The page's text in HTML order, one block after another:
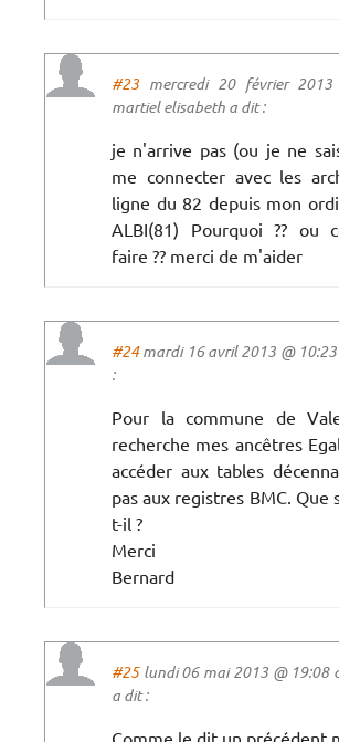
#23 mercredi 20 février
martiel elisabeth a dit :
je n'arrive pas (ou je ne
me connecter avec les
ligne du 82 depuis mon
ALBI(81) Pourquoi ?? ou
faire ?? merci de m'aider
#24mardi 16 avril 2013 @
:
Pour la commune de
recherche mes ancêtres
accéder aux tables
pas aux registres BMC. Que
t-il ?
Merci
Bernard
#25lundi 06 mai 2013 @ 19:08
a dit :
Comme le dit un précédent